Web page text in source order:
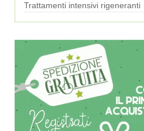
Trattamenti intensivi rigeneranti